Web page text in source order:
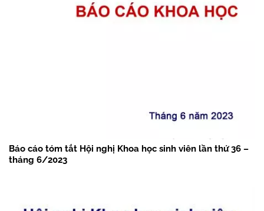
Báo cáo tóm tắt Hội nghị Khoa học sinh viên lần thứ 36 –
tháng 6/2023